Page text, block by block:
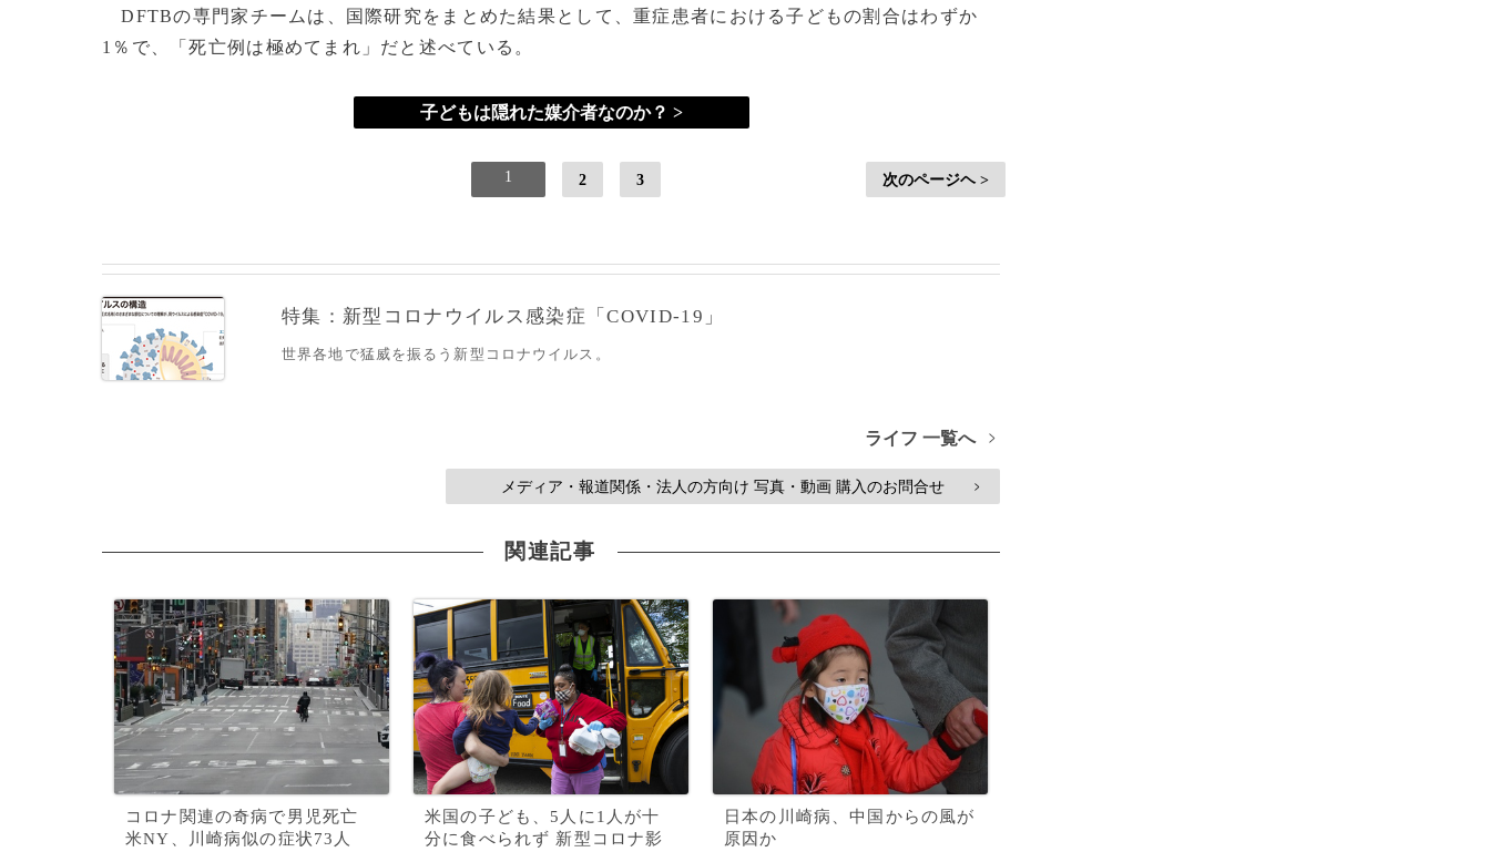
DFTBの専門家チームは、国際研究をまとめた結果として、重症患者における子どもの割合はわずか
1％で、「死亡例は極めてまれ」だと述べている。
子どもは隠れた媒介者なのか？ >
1 2 3 次のページヘ >
特集：新型コロナウイルス感染症「COVID-19」
世界各地で猛威を振るう新型コロナウイルス。
ライフ 一覧へ >
メディア・報道関係・法人の方向け 写真・動画 購入のお問合せ >
関連記事
コロナ関連の奇病で男児死亡
米NY、川崎病似の症状73人
米国の子ども、5人に1人が十
分に食べられず 新型コロナ影
日本の川崎病、中国からの風が
原因か